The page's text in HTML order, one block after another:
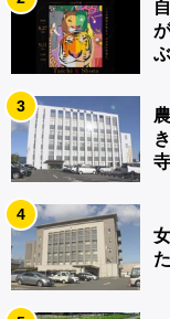
3
4